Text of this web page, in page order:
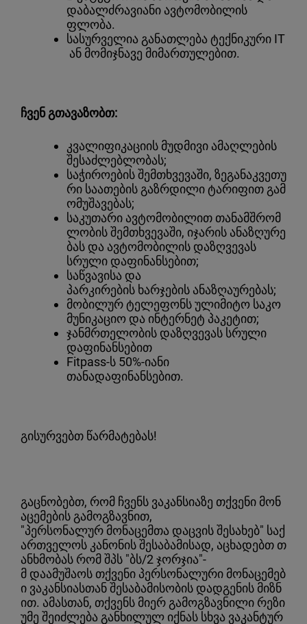
დაბალძრავიანი ავტომობილის
ფლობა.
სასურველია განათლება ტექნიკური IT
ან მომიჯნავე მიმართულებით.
ჩვენ გთავაზობთ:
კვალიფიკაციის მუდმივი ამაღლების
შესაძლებლობას;
საჭიროების შემთხვევაში, ზეგანაკვეთუ
რი საათების გაზრდილი ტარიფით გამ
ომუშავებას;
საკუთარი ავტომობილით თანამშრომ
ლობის შემთხვევაში, იჯარის ანაზღურე
ბას და ავტომობილის დაზღვევას
სრული დაფინანსებით;
საწვავისა და
პარკირების ხარჯების ანაზღაურებას;
მობილურ ტელეფონს ულიმიტო საკო
მუნიკაციო და ინტერნეტ პაკეტით;
ჯანმრთელობის დაზღვევას სრული
დაფინანსებით
Fitpass-ს 50%-იანი
თანადაფინანსებით.
გისურვებთ წარმატებას!
გაცნობებთ, რომ ჩვენს ვაკანსიაზე თქვენი მონ
აცემების გამოგზავნით,
"პერსონალურ მონაცემთა დაცვის შესახებ" საქ
ართველოს კანონის შესაბამისად, აცხადებთ თ
ანხმობას რომ შპს "ბს/2 ჯორჯია"-
მ დაამუშაოს თქვენი პერსონალური მონაცემებ
ი ვაკანსიასთან შესაბამისობის დადგენის მიზნ
ით. ამასთან, თქვენს მიერ გამოგზავნილი რეზი
უმე შეიძლება განხილულ იქნას სხვა ვაკანტურ